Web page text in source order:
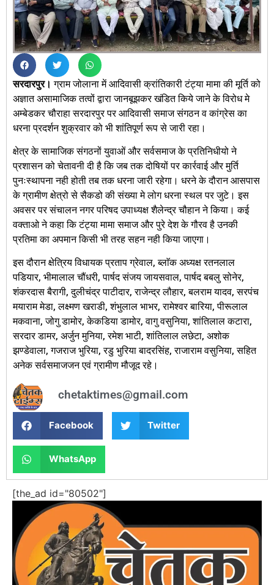
सरदारपुर।ग्राम जोलाना में आदिवासी क्रांतिकारी टंट्या मामा की मूर्ति को
अज्ञात असामाजिक तत्वों द्वारा जानबूझकर खंडित किये जाने के विरोध मे
अम्बेडकर चौराहा सरदारपुर पर आदिवासी समाज संगठन व कांग्रेस का
धरना प्रदर्शन शुक्रवार को भी शांतिपूर्ण रूप से जारी रहा।
क्षेत्र के सामाजिक संगठनों युवाओं और सर्वसमाज के प्रतिनिधीयो ने
प्रशासन को चेतावनी दी है कि जब तक दोषियों पर कार्रवाई और मुर्ति
पुनःस्थापना नही होती तब तक धरना जारी रहेगा। धरने के दौरान आसपास
के ग्रामीण क्षेत्रो से सैकडो की संख्या मे लोग धरना स्थल पर जुटे। इस
अवसर पर संचालन नगर परिषद उपाध्यक्ष शैलेन्द्र चौहान ने किया। कई
वक्ताओ ने कहा कि टंट्या मामा समाज और पुरे देश के गौरव है उनकी
प्रतिमा का अपमान किसी भी तरह सहन नही किया जाएगा।
इस दौरान क्षेत्रिय विधायक प्रताप ग्रेवाल, ब्लाॅक अध्यक्ष रतनलाल
पडियार, भीमालाल चौंधरी, पार्षद संजय जायसवाल, पार्षद बबलु सोनेर,
शंकरदास बैरागी, दुलीचंद्र पाटीदार, राजेन्द्र लौहार, बलराम यादव, सरपंच
मयाराम मेडा, लक्ष्मण खराडी, शंभुलाल भाभर, रामेश्वर बारिया, पीरूलाल
मकवाना, जोगु डामोर, केकडिया डामोर, वागु वसुनिया, शांतिलाल कटारा,
सरदार डामर, अर्जुन मुनिया, रमेश भाटी, शांतिलाल लछेटा, अशोक
झण्डेवाला, गजराज भुरिया, रडु भुरिया बादरसिंह, राजाराम वसुनिया, सहित
अनेक सर्वसमाजजन एवं ग्रामीण मौजूद रहे।
chetaktimes@gmail.com
Facebook Twitter
WhatsApp
[the_ad id="80502"]